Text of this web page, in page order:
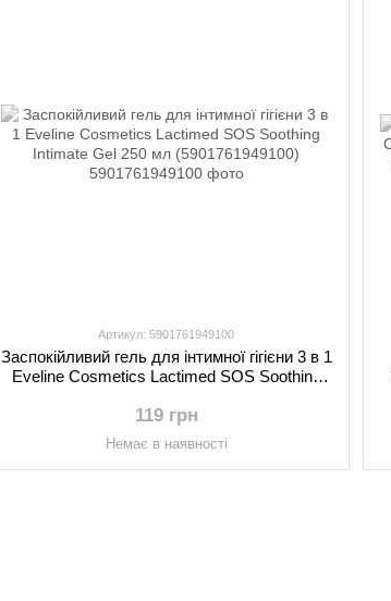
Артикул: 5901761949100
Заспокійливий гель для інтимної гігієни 3 в 1
Eveline Cosmetics Lactimed SOS Soothing
119 грн
Немає в наявності